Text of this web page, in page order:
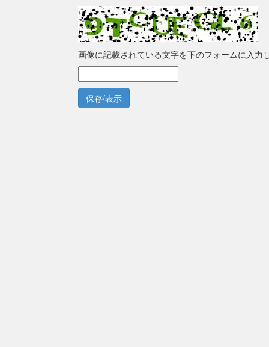
画像に記載されている文字を下のフォームに入力
保存/表示